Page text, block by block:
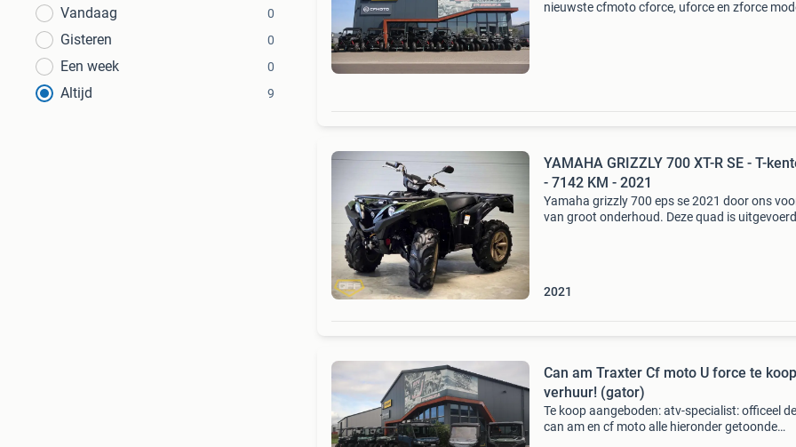
Vandaag
0
Gisteren 0
Een week 0
Altijd 9
nieuwste cfmoto cforce, uforce en zforce
YAMAHA GRIZZLY 700 XT-R SE - T-
- 7142 KM - 2021
Yamaha grizzly 700 eps se 2021 door ons
van groot onderhoud. Deze quad is
2021
Can am Traxter Cf moto U force te
verhuur! (gator)
Te koop aangeboden: atv-specialist: officeel
can am en cf moto alle hieronder getoonde